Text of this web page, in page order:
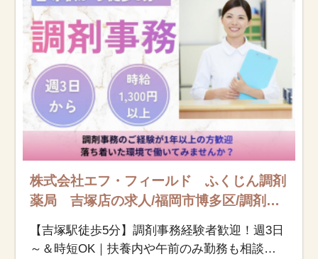
株式会社エフ・フィールド ふくじん調剤
薬局 吉塚店の求人/福岡市博多区/調剤事
務/アルバイト・パート
【吉塚駅徒歩5分】調剤事務経験者歓迎！週3日
～＆時短OK｜扶養内や午前のみ勤務も相談可